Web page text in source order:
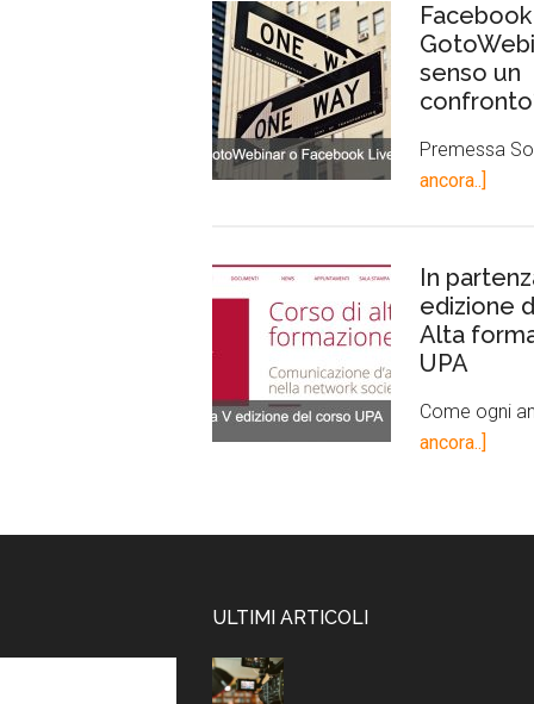
senso un
Premessa
ancora..]
In
edizione
Alta
UPA
Come ogni
ancora..]
ULTIMI ARTICOLI